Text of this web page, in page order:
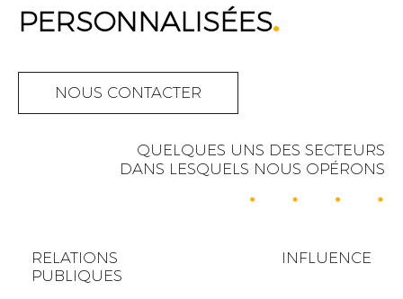
PERSONNALISÉES.
NOUS CONTACTER
QUELQUES UNS DES SECTEURS
DANS LESQUELS NOUS OPÉRONS
RELATIONS
PUBLIQUES
INFLUENCE